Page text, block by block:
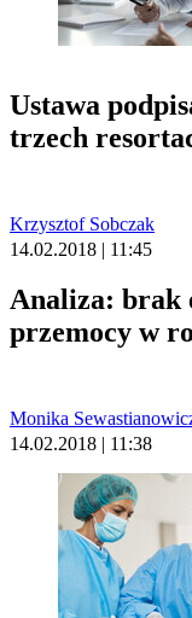
Ustawa
trzech
Krzysztof Sobczak
14.02.2018 | 11:45
Analiza: brak
przemocy w
Monika
14.02.2018 | 11:38